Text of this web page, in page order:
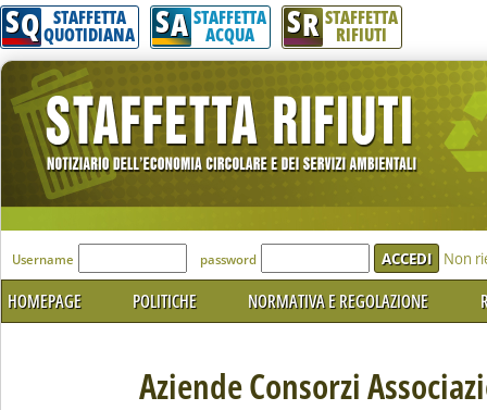
SQ STAFFETTA
QUOTIDIANA SA STAFFETTA
ACQUA SR STAFFETTA
RIFIUTI
'Modulo Login per accedere'
Username password Non
HOMEPAGE POLITICHE NORMATIVA E REGOLAZIONE
Aziende Consorzi